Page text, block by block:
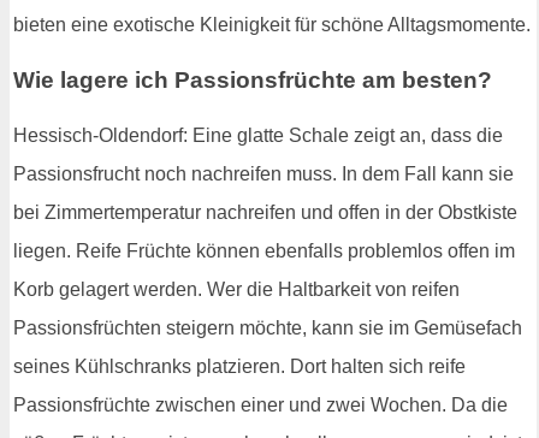
bieten eine exotische Kleinigkeit für schöne Alltagsmomente.
Wie lagere ich Passionsfrüchte am besten?
Hessisch-Oldendorf: Eine glatte Schale zeigt an, dass die
Passionsfrucht noch nachreifen muss. In dem Fall kann sie
bei Zimmertemperatur nachreifen und offen in der Obstkiste
liegen. Reife Früchte können ebenfalls problemlos offen im
Korb gelagert werden. Wer die Haltbarkeit von reifen
Passionsfrüchten steigern möchte, kann sie im Gemüsefach
seines Kühlschranks platzieren. Dort halten sich reife
Passionsfrüchte zwischen einer und zwei Wochen. Da die